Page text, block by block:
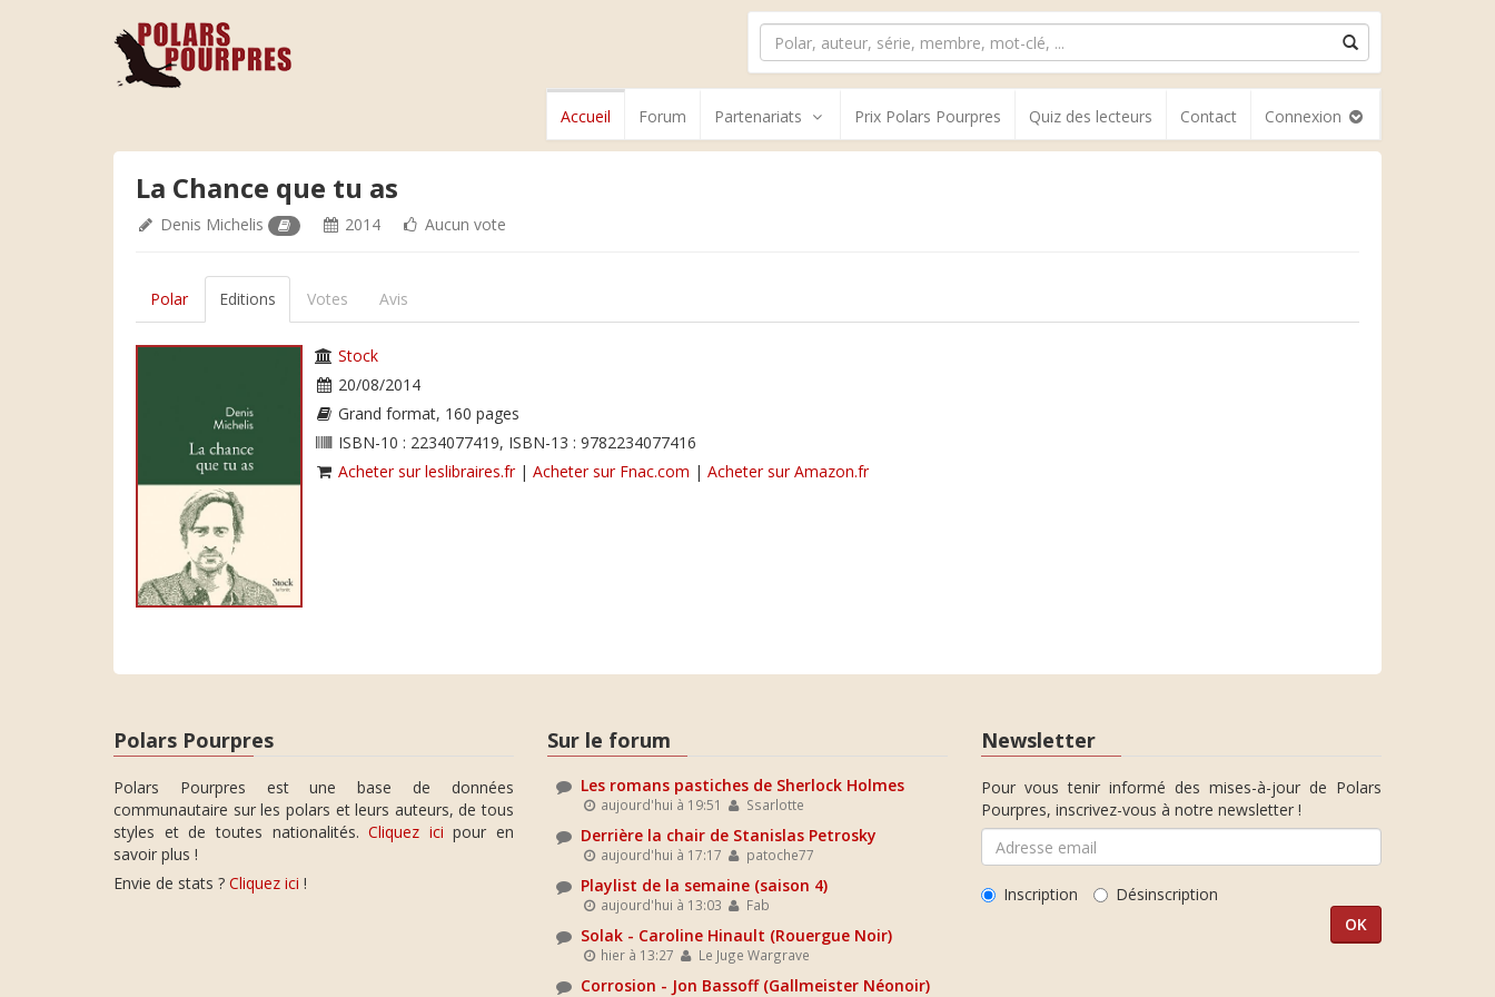
Accueil Forum Partenariats Prix Polars Pourpres Quiz des lecteurs Contact Connexion
La Chance que tu as
Denis Michelis 2014 Aucun vote
Polar Editions Votes Avis
Stock
20/08/2014
Grand format, 160 pages
ISBN-10 : 2234077419, ISBN-13 : 9782234077416
Acheter sur leslibraires.fr| Acheter sur Fnac.com | Acheter sur Amazon.fr
Polars Pourpres
Polars Pourpres est une base de données
communautaire sur les polars et leurs auteurs, de tous
styles et de toutes nationalités.Cliquez ici pour en
savoir plus !
Envie de stats ? Cliquez ici !
Sur le forum
Les romans pastiches de Sherlock Holmes
aujourd'hui à 19:51 Ssarlotte
Derrière la chair de Stanislas Petrosky
aujourd'hui à 17:17 patoche77
Playlist de la semaine (saison 4)
aujourd'hui à 13:03 Fab
Solak - Caroline Hinault (Rouergue Noir)
hier à 13:27 Le Juge Wargrave
Corrosion - Jon Bassoff (Gallmeister Néonoir)
Newsletter
Pour vous tenir informé des mises-à-jour de Polars
Pourpres, inscrivez-vous à notre newsletter !
Inscription Désinscription